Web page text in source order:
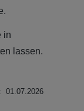
in
lassen.
01.07.2026